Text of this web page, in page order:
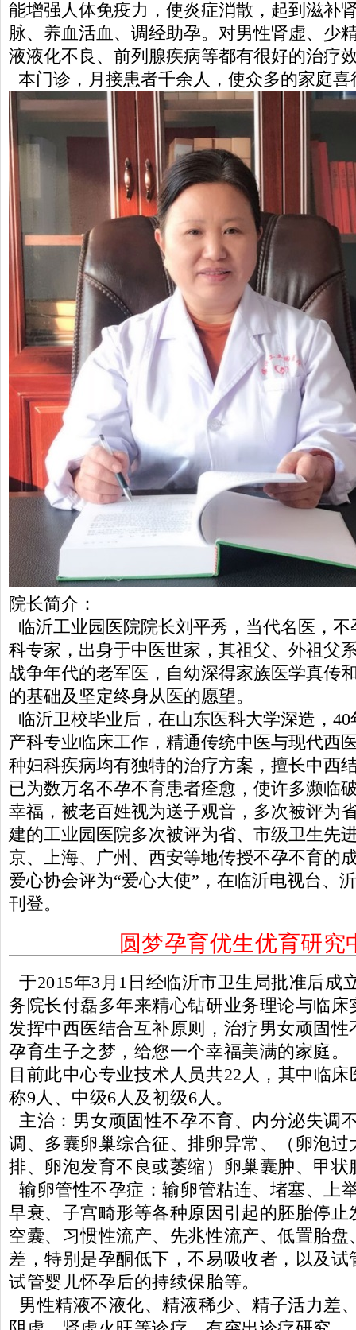
能增强人体免疫力，使炎症消散，起到滋补
脉、养血活血、调经助孕。对男性肾虚、少
液液化不良、前列腺疾病等都有很好的治疗
本门诊，月接患者千余人，使众多的家庭喜
院长简介：
临沂工业园医院院长刘平秀，当代名医，
科专家，出身于中医世家，其祖父、外祖父
战争年代的老军医，自幼深得家族医学真传
的基础及坚定终身从医的愿望。
临沂卫校毕业后，在山东医科大学深造，
产科专业临床工作，精通传统中医与现代西
种妇科疾病均有独特的治疗方案，擅长中西
已为数万名不孕不育患者痊愈，使许多濒临
幸福，被老百姓视为送子观音，多次被评为
建的工业园医院多次被评为省、市级卫生先
京、上海、广州、西安等地传授不孕不育的
爱心协会评为“爱心大使”，在临沂电视台、
刊登。
圆梦孕育优生优育研究
于2015年3月1日经临沂市卫生局批准后成
务院长付磊多年来精心钻研业务理论与临床
发挥中西医结合互补原则，治疗男女顽固性
孕育生子之梦，给您一个幸福美满的家庭。
目前此中心专业技术人员共22人，其中临
称9人、中级6人及初级6人。
主治：男女顽固性不孕不育、内分泌失调
调、多囊卵巢综合征、排卵异常、（卵泡过
排、卵泡发育不良或萎缩）卵巢囊肿、甲状
输卵管性不孕症：输卵管粘连、堵塞、上
早衰、子宫畸形等各种原因引起的胚胎停止
空囊、习惯性流产、先兆性流产、低置胎盘
差，特别是孕酮低下，不易吸收者，以及试
试管婴儿怀孕后的持续保胎等。
男性精液不液化、精液稀少、精子活力差